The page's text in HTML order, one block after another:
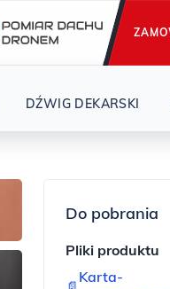
od 29 lat !
DŹWIG DEKARSKI
Do pobrania
Pliki produktu
Karta-